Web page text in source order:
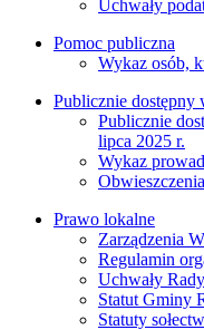
Uchwały
Pomoc publiczna
Wykaz osób,
Publicznie dostępny
Publicznie
lipca 2025 r.
Wykaz
Obwieszczenia
Prawo lokalne
Zarządzenia
Regulamin
Uchwały
Statut Gminy
Statuty sołectw